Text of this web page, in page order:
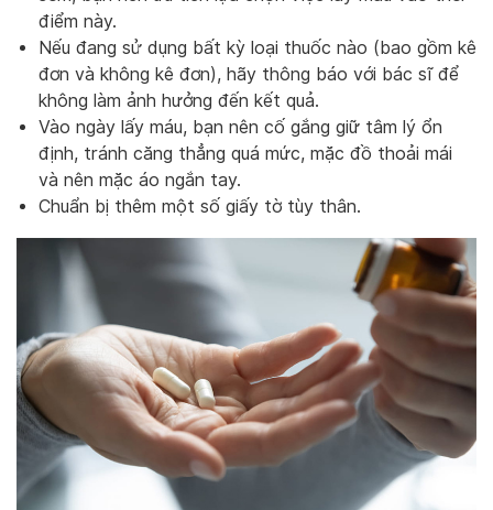
điểm này.
Nếu đang sử dụng bất kỳ loại thuốc nào (bao gồm kê
đơn và không kê đơn), hãy thông báo với bác sĩ để
không làm ảnh hưởng đến kết quả.
Vào ngày lấy máu, bạn nên cố gắng giữ tâm lý ổn
định, tránh căng thẳng quá mức, mặc đồ thoải mái
và nên mặc áo ngắn tay.
Chuẩn bị thêm một số giấy tờ tùy thân.